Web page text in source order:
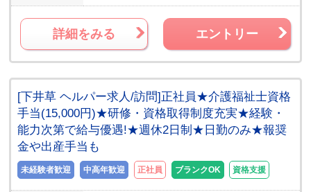
詳細をみる エントリー
[下井草 ヘルパー求人/訪問]正社員★介護福祉士資格
手当(15,000円)★研修・資格取得制度充実★経験・
能力次第で給与優遇!★週休2日制★日勤のみ★報奨
金や出産手当も
未経験者歓迎 中高年歓迎 正社員 ブランクOK 資格支援